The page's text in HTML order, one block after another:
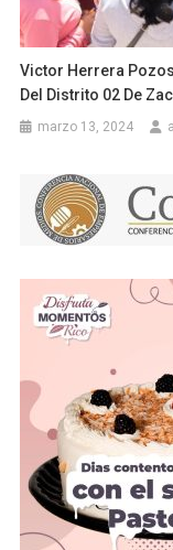
Victor Herrera
Del Distrito 02 De
marzo 13, 2024